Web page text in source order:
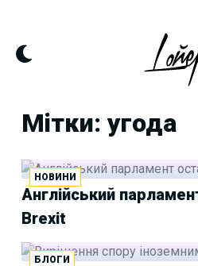
content
Мітки: угода
НОВИНИ
Англійський
Brexit
БЛОГИ